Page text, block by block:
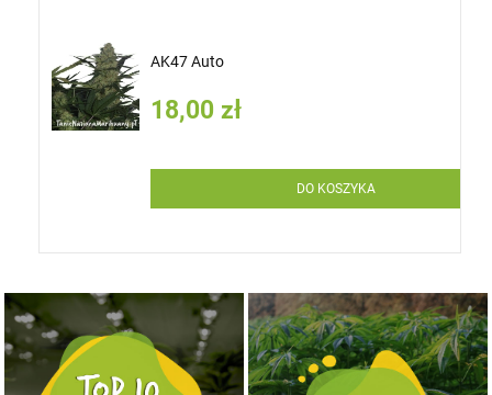
AK47 Auto
18,00 zł
DO KOSZYKA
NASIONA MARIHUANY TOP 10 INDOOR
KUP TERAZ NASIONA MARIHUANY TOP 10 OUTDOOR
KUP TERAZ